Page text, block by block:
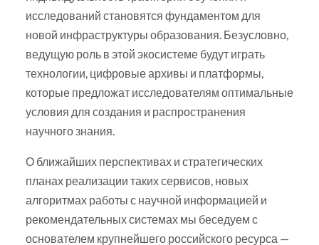
исследований становятся фундаментом для
новой инфраструктуры образования. Безусловно,
ведущую роль в этой экосистеме будут играть
технологии, цифровые архивы и платформы,
которые предложат исследователям оптимальные
условия для создания и распространения
научного знания.
О ближайших перспективах и стратегических
планах реализации таких сервисов, новых
алгоритмах работы с научной информацией и
рекомендательных системах мы беседуем с
основателем крупнейшего российского ресурса —